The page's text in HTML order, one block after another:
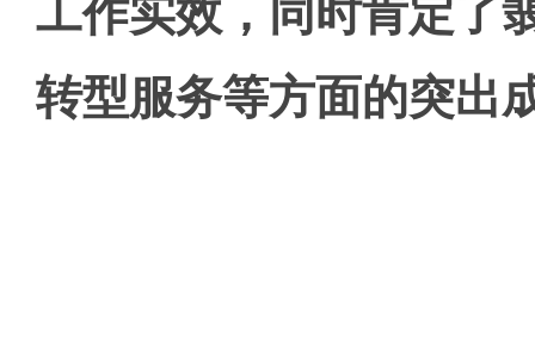
工作实效，同时肯定了
转型服务等方面的突出